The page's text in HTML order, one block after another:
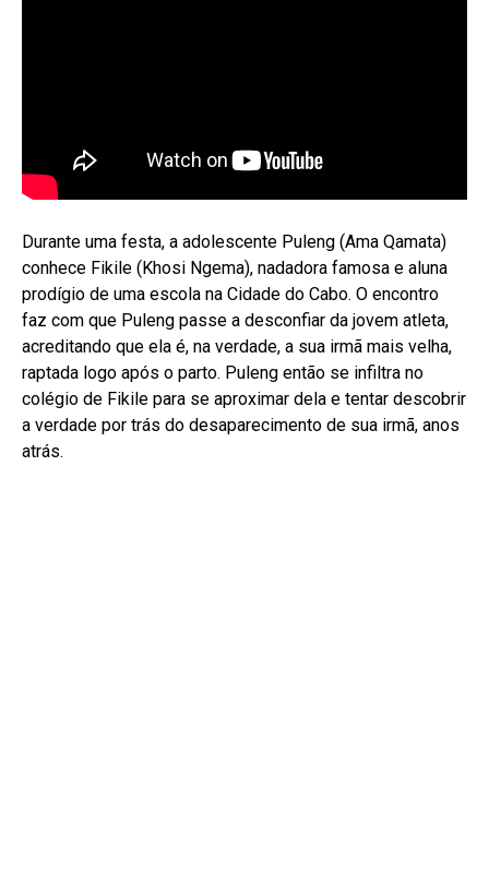
Durante uma festa, a adolescente Puleng (Ama Qamata)
conhece Fikile (Khosi Ngema), nadadora famosa e aluna
prodígio de uma escola na Cidade do Cabo. O encontro
faz com que Puleng passe a desconfiar da jovem atleta,
acreditando que ela é, na verdade, a sua irmã mais velha,
raptada logo após o parto. Puleng então se infiltra no
colégio de Fikile para se aproximar dela e tentar descobrir
a verdade por trás do desaparecimento de sua irmã, anos
atrás.